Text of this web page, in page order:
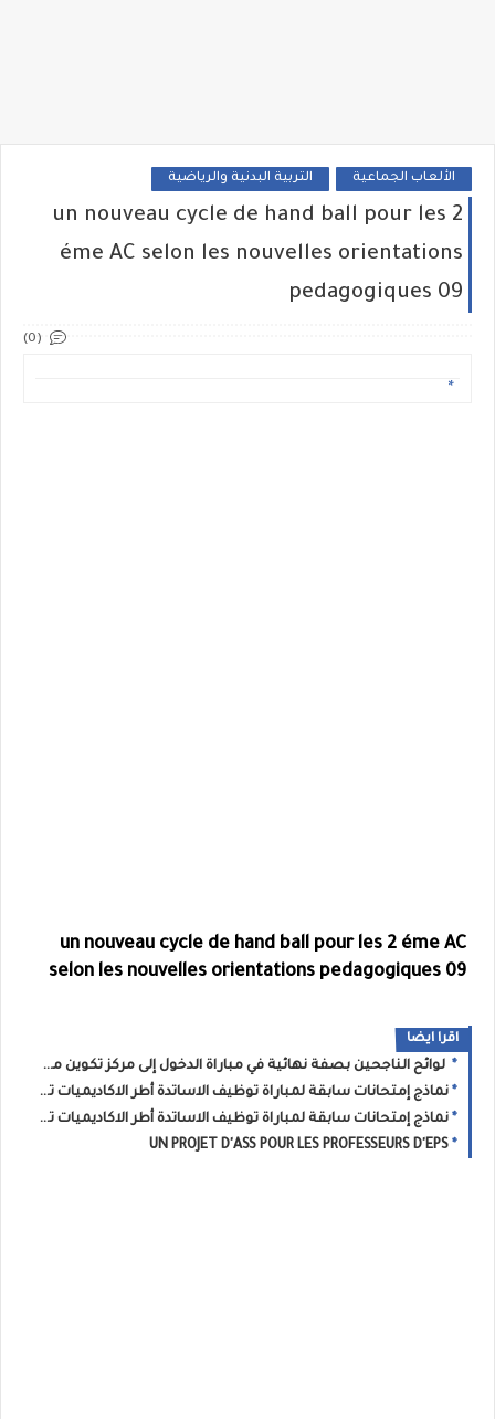
الألعاب الجماعية التربية البدنية والرياضية
un nouveau cycle de hand ball pour les 2
éme AC selon les nouvelles orientations
pedagogiques 09
(0)
un nouveau cycle de hand ball pour les 2 éme AC
selon les nouvelles orientations pedagogiques 09
اقرا ايضا
لوائح الناجحين بصفة نهائية في مباراة الدخول إلى مركز تكوين مفتشي التعليم - دورة غشت 2022
نماذج إمتحانات سابقة لمباراة توظيف الاساتدة أطر الاكاديميات تخصص التربية الاسلامية 2016/2017/2018/2019/2020/2021
نماذج إمتحانات سابقة لمباراة توظيف الاساتدة أطر الاكاديميات تخصص الرياضيات 2016/2017/2018/2019/2020/2021
UN PROJET D'ASS POUR LES PROFESSEURS D'EPS